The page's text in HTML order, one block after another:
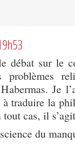
débat sur le
problèmes
Je
traduire la
cas, il
du